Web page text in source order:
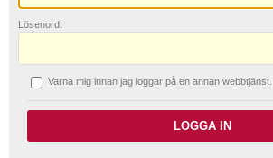
L ösenord:
Varna mig innan jag loggar på en annan webbtjänst.